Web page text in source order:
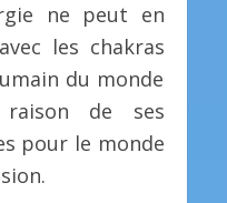
ne peut en
les chakras
du monde
raison de ses
pour le monde